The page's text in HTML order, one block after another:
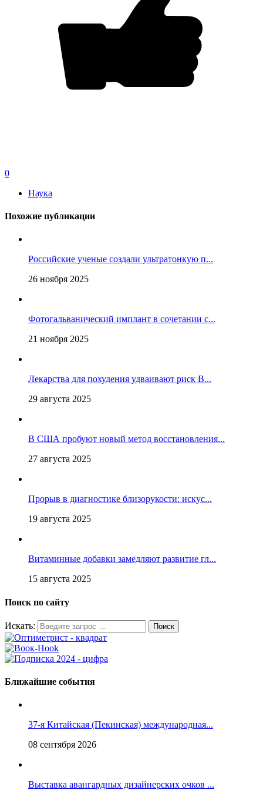
0
Наука
Похожие публикации
Российские ученые создали ультратонкую п...
26 ноября 2025
Фотогальванический имплант в сочетании с...
21 ноября 2025
Лекарства для похудения удваивают риск В...
29 августа 2025
В США пробуют новый метод восстановления...
27 августа 2025
Прорыв в диагностике близорукости: искус...
19 августа 2025
Витаминные добавки замедляют развитие гл...
15 августа 2025
Поиск по сайту
Искать:
Ближайшие события
37-я Китайская (Пекинская) международная...
08 сентября 2026
Выставка авангардных дизайнерских очков ...